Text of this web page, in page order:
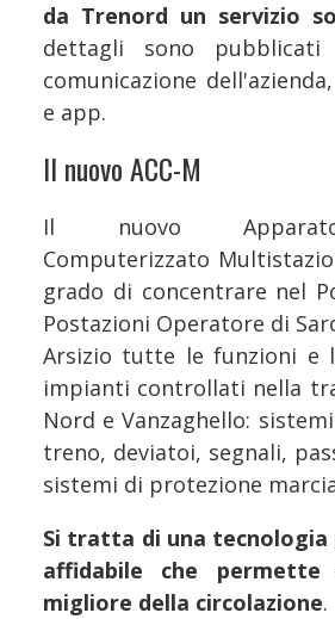
da Trenord un servizio
dettagli sono
comunicazione
e app.
Il nuovo ACC-M
Il nuovo
Computerizzato
grado di concentrare nel
Postazioni Operatore di
Arsizio tutte le funzioni e
impianti controllati nella
Nord e Vanzaghello:
treno, deviatoi, segnali,
sistemi di protezione
Si tratta di una tecnologia
affidabile che permette
migliore della circolazione.